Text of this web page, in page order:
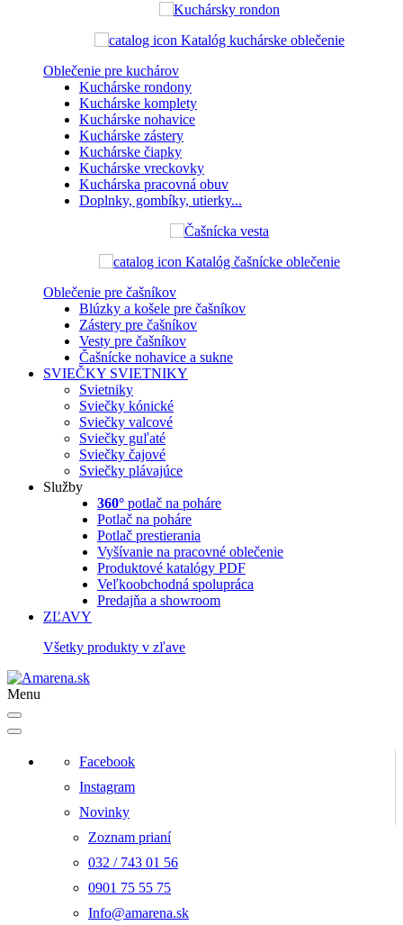
Katalóg kuchárske oblečenie
Oblečenie pre kuchárov
Kuchárske rondony
Kuchárske komplety
Kuchárske nohavice
Kuchárske zástery
Kuchárske čiapky
Kuchárske vreckovky
Kuchárska pracovná obuv
Doplnky, gombíky, utierky...
Katalóg čašnícke oblečenie
Oblečenie pre čašníkov
Blúzky a košele pre čašníkov
Zástery pre čašníkov
Vesty pre čašníkov
Čašnícke nohavice a sukne
SVIEČKY SVIETNIKY
Svietniky
Sviečky kónické
Sviečky valcové
Sviečky guľaté
Sviečky čajové
Sviečky plávajúce
Služby
360° potlač na poháre
Potlač na poháre
Potlač prestierania
Vyšívanie na pracovné oblečenie
Produktové katalógy PDF
Veľkoobchodná spolupráca
Predajňa a showroom
ZĽAVY
Všetky produkty v zľave
Menu
Facebook
Instagram
Novinky
Zoznam prianí
032 / 743 01 56
0901 75 55 75
Info@amarena.sk